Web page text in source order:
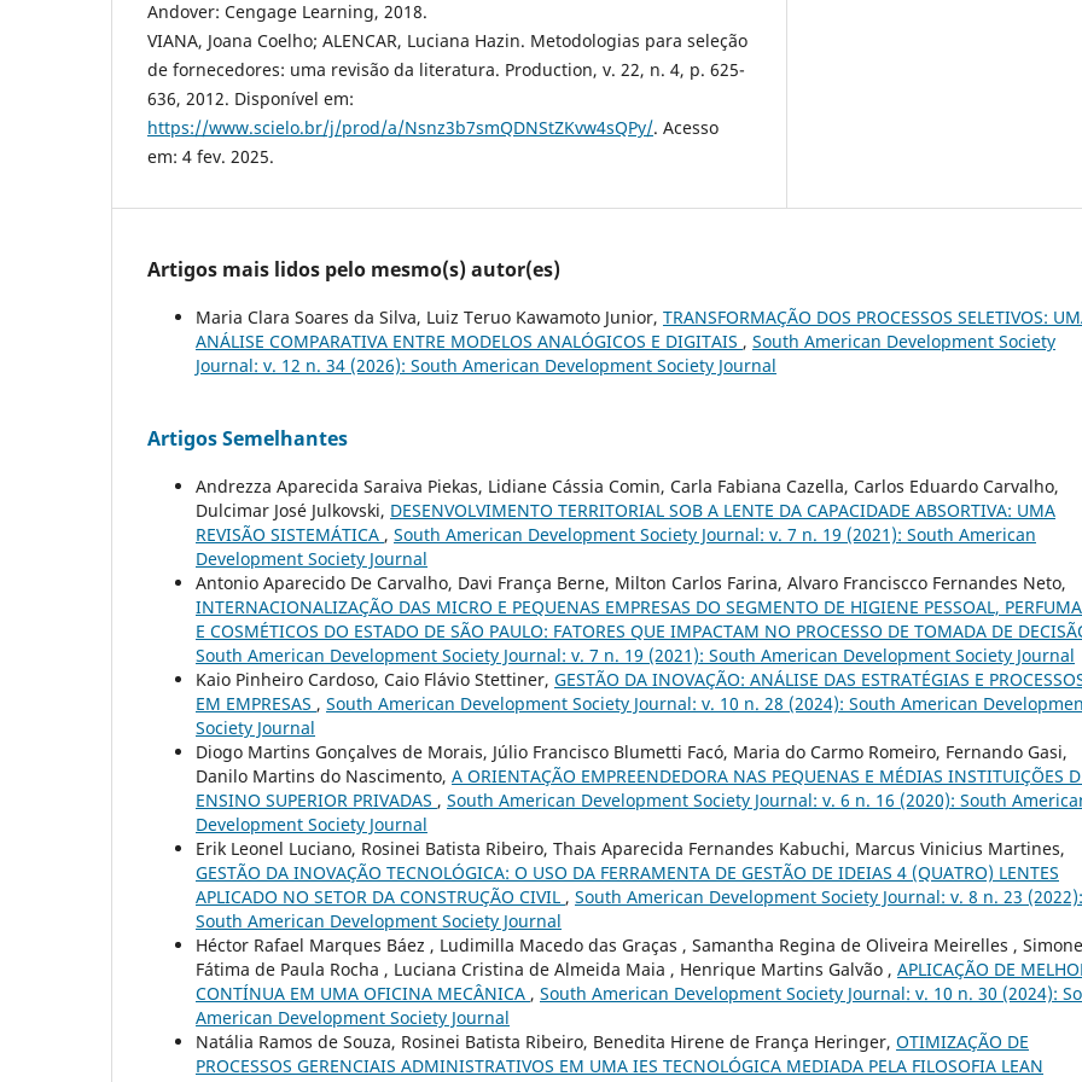
Andover: Cengage Learning, 2018.
VIANA, Joana Coelho; ALENCAR, Luciana Hazin. Metodologias para seleção
de fornecedores: uma revisão da literatura. Production, v. 22, n. 4, p. 625-
636, 2012. Disponível em:
https://www.scielo.br/j/prod/a/Nsnz3b7smQDNStZKvw4sQPy/. Acesso
em: 4 fev. 2025.
Artigos mais lidos pelo mesmo(s) autor(es)
Maria Clara Soares da Silva, Luiz Teruo Kawamoto Junior, TRANSFORMAÇÃO DOS PROCESSOS SELETIVOS:
ANÁLISE COMPARATIVA ENTRE MODELOS ANALÓGICOS E DIGITAIS , South American Development Society
Journal: v. 12 n. 34 (2026): South American Development Society Journal
Artigos Semelhantes
Andrezza Aparecida Saraiva Piekas, Lidiane Cássia Comin, Carla Fabiana Cazella, Carlos Eduardo Carvalho,
Dulcimar José Julkovski, DESENVOLVIMENTO TERRITORIAL SOB A LENTE DA CAPACIDADE ABSORTIVA: UMA
REVISÃO SISTEMÁTICA , South American Development Society Journal: v. 7 n. 19 (2021): South American
Development Society Journal
Antonio Aparecido De Carvalho, Davi França Berne, Milton Carlos Farina, Alvaro Franciscco Fernandes Neto,
INTERNACIONALIZAÇÃO DAS MICRO E PEQUENAS EMPRESAS DO SEGMENTO DE HIGIENE PESSOAL,
E COSMÉTICOS DO ESTADO DE SÃO PAULO: FATORES QUE IMPACTAM NO PROCESSO DE TOMADA DE
South American Development Society Journal: v. 7 n. 19 (2021): South American Development Society Journal
Kaio Pinheiro Cardoso, Caio Flávio Stettiner, GESTÃO DA INOVAÇÃO: ANÁLISE DAS ESTRATÉGIAS E
EM EMPRESAS , South American Development Society Journal: v. 10 n. 28 (2024): South American
Society Journal
Diogo Martins Gonçalves de Morais, Júlio Francisco Blumetti Facó, Maria do Carmo Romeiro, Fernando Gasi,
Danilo Martins do Nascimento, A ORIENTAÇÃO EMPREENDEDORA NAS PEQUENAS E MÉDIAS INSTITUIÇÕES
ENSINO SUPERIOR PRIVADAS , South American Development Society Journal: v. 6 n. 16 (2020): South
Development Society Journal
Erik Leonel Luciano, Rosinei Batista Ribeiro, Thais Aparecida Fernandes Kabuchi, Marcus Vinicius Martines,
GESTÃO DA INOVAÇÃO TECNOLÓGICA: O USO DA FERRAMENTA DE GESTÃO DE IDEIAS 4 (QUATRO) LENTES
APLICADO NO SETOR DA CONSTRUÇÃO CIVIL , South American Development Society Journal: v. 8 n. 23 (2022):
South American Development Society Journal
Héctor Rafael Marques Báez , Ludimilla Macedo das Graças , Samantha Regina de Oliveira Meirelles , Simone
Fátima de Paula Rocha , Luciana Cristina de Almeida Maia , Henrique Martins Galvão , APLICAÇÃO DE
CONTÍNUA EM UMA OFICINA MECÂNICA , South American Development Society Journal: v. 10 n. 30 (2024):
American Development Society Journal
Natália Ramos de Souza, Rosinei Batista Ribeiro, Benedita Hirene de França Heringer, OTIMIZAÇÃO DE
PROCESSOS GERENCIAIS ADMINISTRATIVOS EM UMA IES TECNOLÓGICA MEDIADA PELA FILOSOFIA LEAN